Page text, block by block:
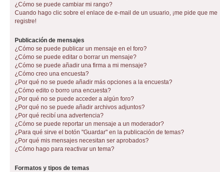
¿Cómo se puede cambiar mi rango?
Cuando hago clic sobre el enlace de e-mail de un usuario, ¡me pide que me
registre!
Publicación de mensajes
¿Cómo se puede publicar un mensaje en el foro?
¿Cómo se puede editar o borrar un mensaje?
¿Cómo se puede añadir una firma a mi mensaje?
¿Cómo creo una encuesta?
¿Por qué no se puede añadir más opciones a la encuesta?
¿Cómo edito o borro una encuesta?
¿Por qué no se puede acceder a algún foro?
¿Por qué no se puede añadir archivos adjuntos?
¿Por qué recibí una advertencia?
¿Cómo se puede reportar un mensaje a un moderador?
¿Para qué sirve el botón "Guardar" en la publicación de temas?
¿Por qué mis mensajes necesitan ser aprobados?
¿Cómo hago para reactivar un tema?
Formatos y tipos de temas